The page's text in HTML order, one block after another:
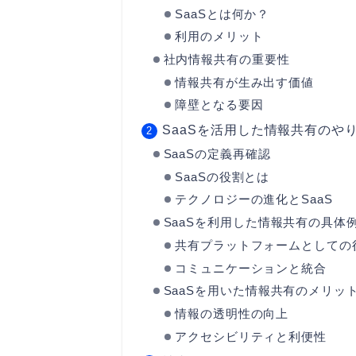
SaaSとは何か？
利用のメリット
社内情報共有の重要性
情報共有が生み出す価値
障壁となる要因
SaaSを活用した情報共有のや
SaaSの定義再確認
SaaSの役割とは
テクノロジーの進化とSaaS
SaaSを利用した情報共有の具体例
共有プラットフォームとしての
コミュニケーションと統合
SaaSを用いた情報共有のメリット
情報の透明性の向上
アクセシビリティと利便性